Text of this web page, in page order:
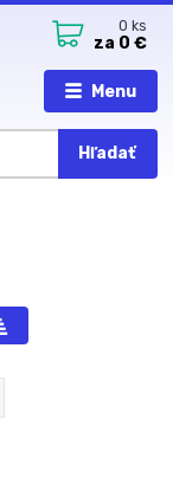
Menu
Hľadať
0 ks
za 0 €